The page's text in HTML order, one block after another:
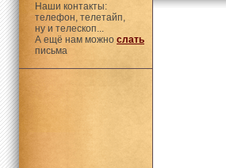
Наши контакты:
телефон, телетайп,
ну и телескоп...
А ещё нам можно слать
письма